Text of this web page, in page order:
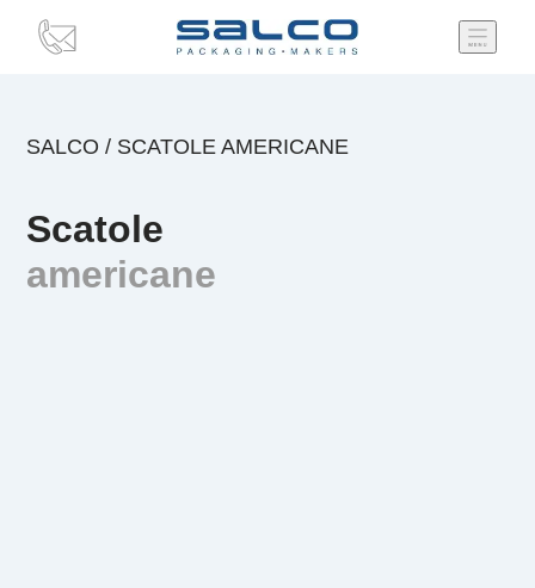
SALCO / SCATOLE AMERICANE
Scatole
americane